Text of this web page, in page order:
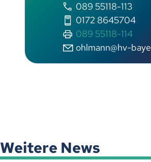
089 55118-113
0172 8645704
089 55118-114
ohlmann@hv-
Weitere News